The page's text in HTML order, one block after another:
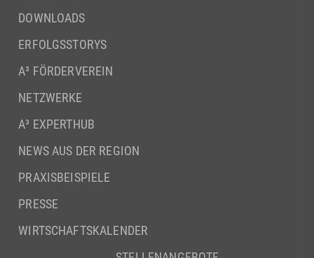
DOWNLOADS
ERFOLGSSTORYS
A³ FÖRDERVEREIN
NETZWERKE
A³ EXPERTHUB
NEWS AUS DER REGION
PRAXISBEISPIELE
PRESSE
WIRTSCHAFTSKALENDER